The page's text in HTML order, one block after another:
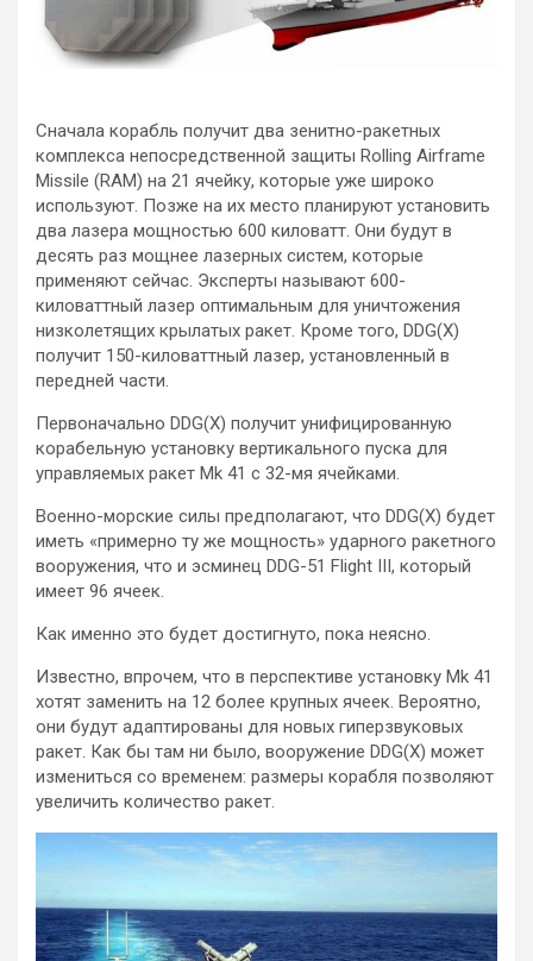
Сначала корабль получит два зенитно-ракетных
комплекса непосредственной защиты Rolling Airframe
Missile (RAM) на 21 ячейку, которые уже широко
используют. Позже на их место планируют установить
два лазера мощностью 600 киловатт. Они будут в
десять раз мощнее лазерных систем, которые
применяют сейчас. Эксперты называют 600-
киловаттный лазер оптимальным для уничтожения
низколетящих крылатых ракет. Кроме того, DDG(X)
получит 150-киловаттный лазер, установленный в
передней части.
Первоначально DDG(X) получит унифицированную
корабельную установку вертикального пуска для
управляемых ракет Mk 41 с 32-мя ячейками.
Военно-морские силы предполагают, что DDG(X) будет
иметь «примерно ту же мощность» ударного ракетного
вооружения, что и эсминец DDG-51 Flight III, который
имеет 96 ячеек.
Как именно это будет достигнуто, пока неясно.
Известно, впрочем, что в перспективе установку Mk 41
хотят заменить на 12 более крупных ячеек. Вероятно,
они будут адаптированы для новых гиперзвуковых
ракет. Как бы там ни было, вооружение DDG(X) может
измениться со временем: размеры корабля позволяют
увеличить количество ракет.